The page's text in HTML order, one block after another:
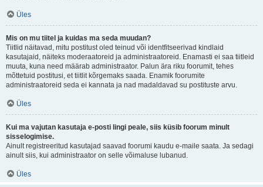
Üles
Mis on mu tiitel ja kuidas ma seda muudan?
Tiitlid näitavad, mitu postitust oled teinud või identfitseerivad kindlaid
kasutajaid, näiteks moderaatoreid ja administraatoreid. Enamasti ei saa tiitleid
muuta, kuna need määrab administraator. Palun ära riku foorumit, tehes
mõttetuid postitusi, et tiitlit kõrgemaks saada. Enamik foorumite
administraatoreid seda ei kannata ja nad madaldavad su postituste arvu.
Üles
Kui ma vajutan kasutaja e-posti lingi peale, siis küsib foorum minult
sisselogimise.
Ainult registreeritud kasutajad saavad foorumi kaudu e-maile saata. Ja sedagi
ainult siis, kui administraator on selle võimaluse lubanud.
Üles